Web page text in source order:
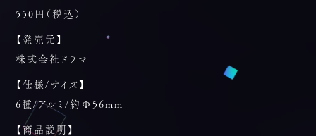
550円（税込）
【発売元】
株式会社ドラマ
【仕様/サイズ】
6種/アルミ/約Φ56mm
【商品説明】